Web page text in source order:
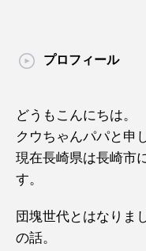
プロフィール
どうもこんにちは。
クウちゃんパパと申
現在長崎県は長崎市
す。
団塊世代とはなりま
の話。